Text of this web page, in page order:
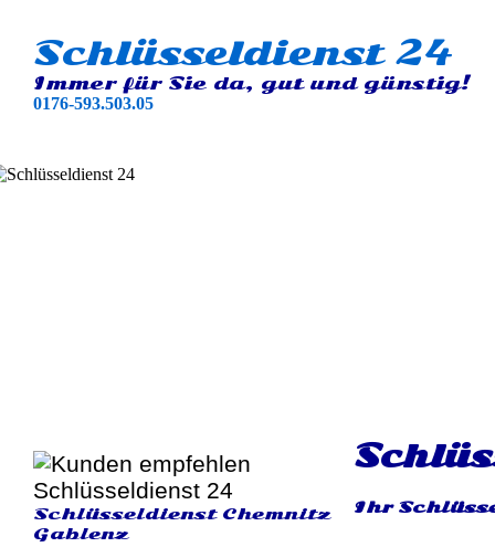
Schlüsseldienst 24
Immer für Sie da, gut und günstig!
0176-593.503.05
Schlüsseldienst Chemnitz
Gablenz
Ihr